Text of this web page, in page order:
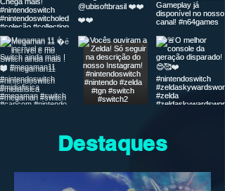
Destaques